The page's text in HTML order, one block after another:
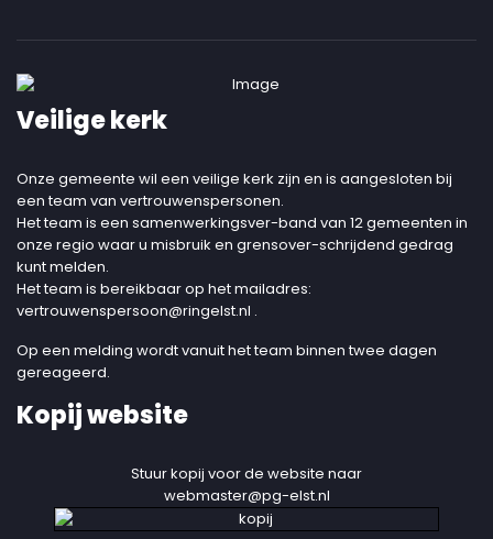
Veilige kerk
Onze gemeente wil een veilige kerk zijn en is aangesloten bij
een team van vertrouwenspersonen.
Het team is een samenwerkingsver-band van 12 gemeenten in
onze regio waar u misbruik en grensover-schrijdend gedrag
kunt melden.
Het team is bereikbaar op het mailadres:
vertrouwenspersoon@ringelst.nl .
Op een melding wordt vanuit het team binnen twee dagen
gereageerd.
Kopij website
Stuur kopij voor de website naar
webmaster@pg-elst.nl